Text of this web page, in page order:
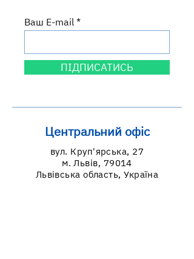
Ваш E-mail
ПІДПИСАТИСЬ
Центральний офіс
вул. Круп'ярська, 27
м. Львів, 79014
Львівська область, Україна